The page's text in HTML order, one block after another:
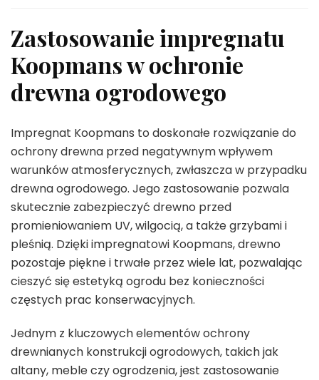
Zastosowanie impregnatu
Koopmans w ochronie
drewna ogrodowego
Impregnat Koopmans to doskonałe rozwiązanie do
ochrony drewna przed negatywnym wpływem
warunków atmosferycznych, zwłaszcza w przypadku
drewna ogrodowego. Jego zastosowanie pozwala
skutecznie zabezpieczyć drewno przed
promieniowaniem UV, wilgocią, a także grzybami i
pleśnią. Dzięki impregnatowi Koopmans, drewno
pozostaje piękne i trwałe przez wiele lat, pozwalając
cieszyć się estetyką ogrodu bez konieczności
częstych prac konserwacyjnych.
Jednym z kluczowych elementów ochrony
drewnianych konstrukcji ogrodowych, takich jak
altany, meble czy ogrodzenia, jest zastosowanie